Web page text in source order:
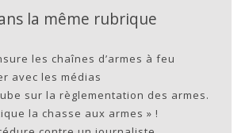
la même rubrique
les chaînes d’armes à feu
avec les médias
sur la règlementation des armes.
la chasse aux armes » !